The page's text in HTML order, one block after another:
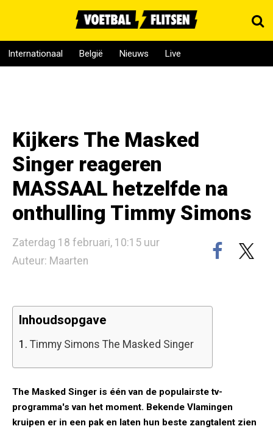
Internationaal België Nieuws Live
Kijkers The Masked
Singer reageren
MASSAAL hetzelfde na
onthulling Timmy Simons
Zaterdag 18 februari, 10:15 uur
Auteur: Maarten
Inhoudsopgave
1. Timmy Simons The Masked Singer
The Masked Singer is één van de populairste tv-
programma's van het moment. Bekende Vlamingen
kruipen er in een pak en laten hun beste zangtalent zien